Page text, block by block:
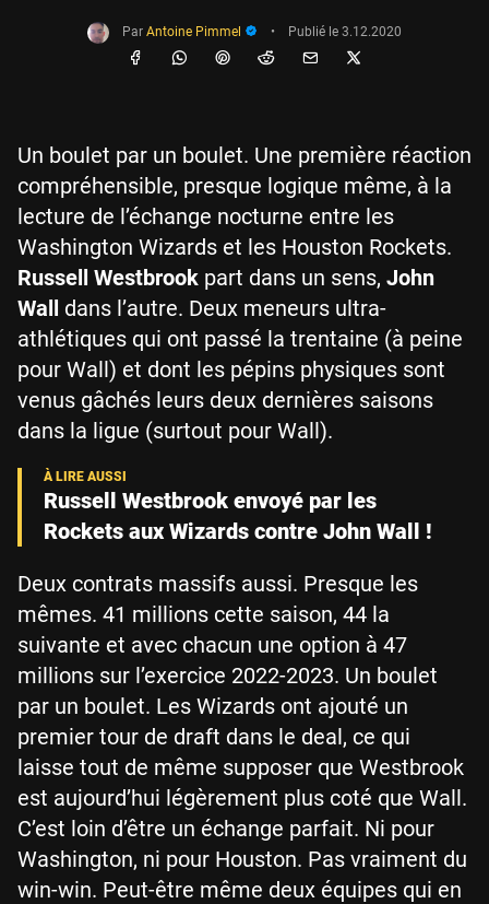
Par Antoine Pimmel • Publié le 3.12.2020
Un boulet par un boulet. Une première réaction
compréhensible, presque logique même, à la
lecture de l’échange nocturne entre les
Washington Wizards et les Houston Rockets.
Russell Westbrook part dans un sens, John
Wall dans l’autre. Deux meneurs ultra-
athlétiques qui ont passé la trentaine (à peine
pour Wall) et dont les pépins physiques sont
venus gâchés leurs deux dernières saisons
dans la ligue (surtout pour Wall).
Russell Westbrook envoyé par les
Rockets aux Wizards contre John Wall !
Deux contrats massifs aussi. Presque les
mêmes. 41 millions cette saison, 44 la
suivante et avec chacun une option à 47
millions sur l’exercice 2022-2023. Un boulet
par un boulet. Les Wizards ont ajouté un
premier tour de draft dans le deal, ce qui
laisse tout de même supposer que Westbrook
est aujourd’hui légèrement plus coté que Wall.
C’est loin d’être un échange parfait. Ni pour
Washington, ni pour Houston. Pas vraiment du
win-win. Peut-être même deux équipes qui en